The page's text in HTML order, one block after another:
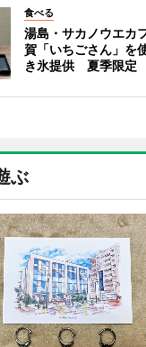
食べる
湯島・サカノウエカ
賀「いちごさん」を
き氷提供 夏季限定
ぶ